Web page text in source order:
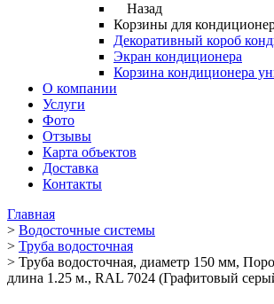
Назад
Корзины для
Декоративный короб
Экран кондиционера
Корзина кондиционера
О компании
Услуги
Фото
Отзывы
Карта объектов
Доставка
Контакты
Главная
> Водосточные системы
> Труба водосточная
> Труба водосточная, диаметр 150 мм,
длина 1.25 м., RAL 7024 (Графитовый